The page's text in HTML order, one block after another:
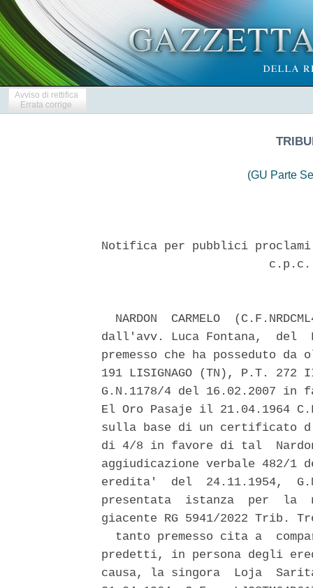
Avviso di rettifica
Errata corrige
(GU Parte
Notifica per pubblici
NARDON  CARMELO
dall'avv. Luca Fontana,  del
premesso che ha posseduto
191 LISIGNAGO (TN), P.T.
G.N.1178/4 del 16.02.2007
El Oro Pasaje il 21.04.1964
sulla base di un certificato
di 4/8 in favore di tal
aggiudicazione verbale 482/
eredita'  del  24.11.1954,
presentata  istanza  per  la
giacente RG 5941/2022 Trib.
tanto premesso cita a
predetti, in persona degli
causa, la singora  Loja